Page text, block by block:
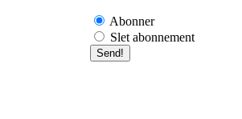
Abonner
Slet abonnement